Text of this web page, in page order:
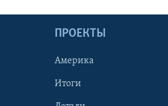
ПРОЕКТЫ
Америка
Итоги